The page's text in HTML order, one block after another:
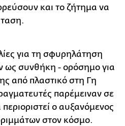
και το ζήτημα να
για τη σφυρηλάτηση
ως συνθήκη - ορόσημο για
από πλαστικό στη Γη
παρέμειναν σε
ο αυξανόμενος
στον κόσμο.